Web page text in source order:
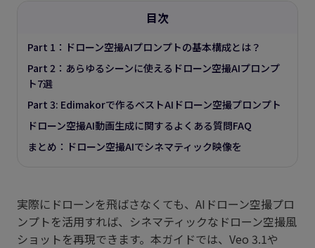
目次
Part 1：ドローン空撮AIプロンプトの基本構成とは？
Part 2：あらゆるシーンに使えるドローン空撮AIプロンプ
ト7選
Part 3: Edimakorで作るベストAIドローン空撮プロンプト
ドローン空撮AI動画生成に関するよくある質問FAQ
まとめ：ドローン空撮AIでシネマティック映像を
実際にドローンを飛ばさなくても、AIドローン空撮プロ
ンプトを活用すれば、シネマティックなドローン空撮風
ショットを再現できます。本ガイドでは、Veo 3.1や